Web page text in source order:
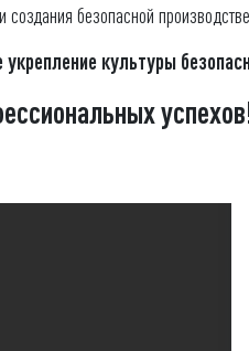
безопасной
культуры